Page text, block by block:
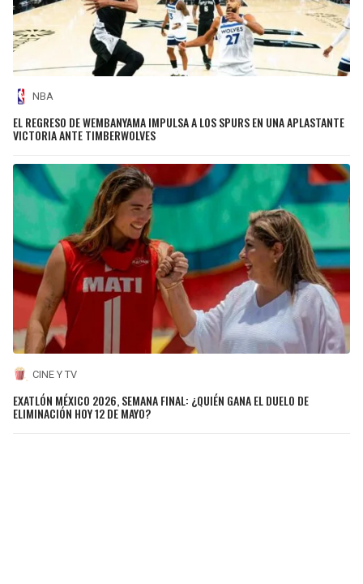
NBA
EL REGRESO DE WEMBANYAMA IMPULSA A LOS SPURS EN UNA APLASTANTE
VICTORIA ANTE TIMBERWOLVES
CINE Y TV
EXATLÓN MÉXICO 2026, SEMANA FINAL: ¿QUIÉN GANA EL DUELO DE
ELIMINACIÓN HOY 12 DE MAYO?